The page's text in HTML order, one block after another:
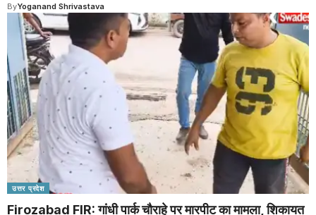
ByYoganand Shrivastava
उत्तर प्रदेश
Firozabad FIR: गांधी पार्क चौराहे पर मारपीट का मामला, शिकायत